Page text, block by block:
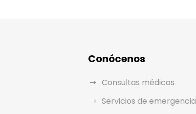
Conócenos
Consultas médicas
Servicios de emergencia